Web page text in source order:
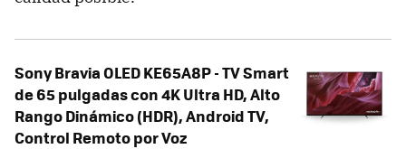
Sony Bravia OLED KE65A8P - TV Smart
de 65 pulgadas con 4K Ultra HD, Alto
Rango Dinámico (HDR), Android TV,
Control Remoto por Voz